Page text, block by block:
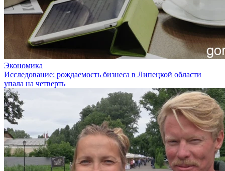
Экономика
Исследование: рождаемость бизнеса в Липецкой области
упала на четверть